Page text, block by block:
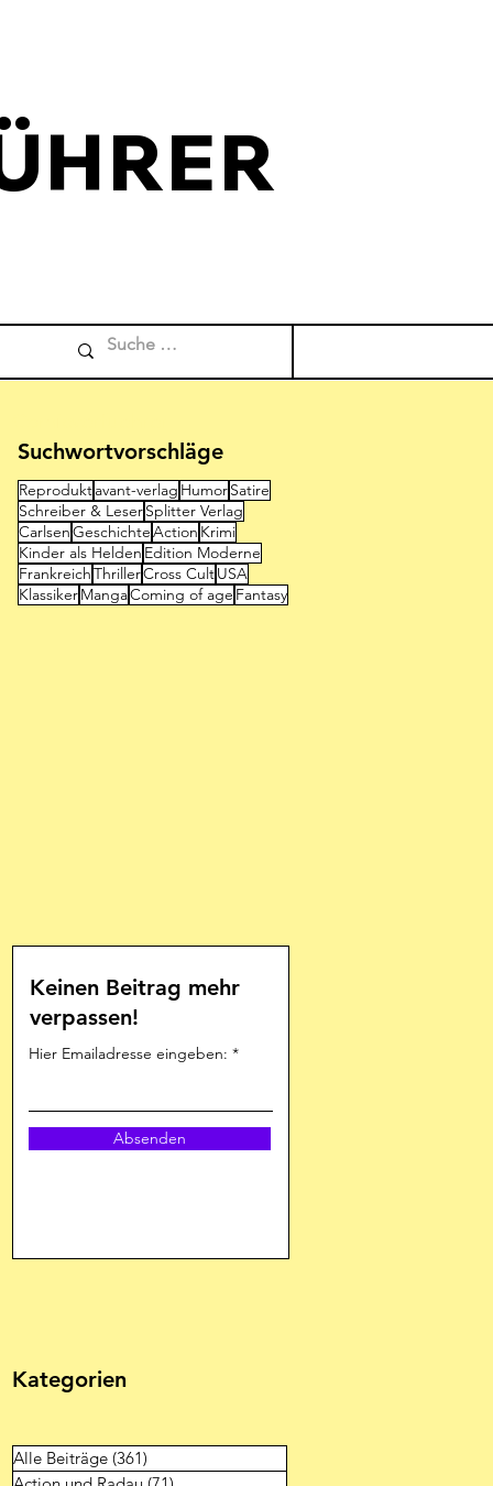
Suchwortvorschläge
Reproduktavant-verlag HumorSatire
Schreiber & LeserSplitter Verlag
CarlsenGeschichteAction Krimi
Kinder als Helden Edition Moderne
FrankreichThrillerCross CultUSA
KlassikerMangaComing of age Fantasy
Kategorien
Alle Beiträge (361)
Keinen Beitrag mehr
verpassen!
Hier Emailadresse eingeben:
Absenden